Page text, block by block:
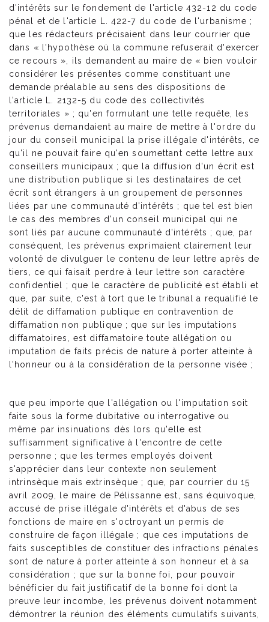
d'intérêts sur le fondement de l'article 432-12 du code
pénal et de l'article L. 422-7 du code de l'urbanisme ;
que les rédacteurs précisaient dans leur courrier que
dans « l'hypothèse où la commune refuserait d'exercer
ce recours », ils demandent au maire de « bien vouloir
considérer les présentes comme constituant une
demande préalable au sens des dispositions de
l'article L. 2132-5 du code des collectivités
territoriales » ; qu'en formulant une telle requête, les
prévenus demandaient au maire de mettre à l'ordre du
jour du conseil municipal la prise illégale d'intérêts, ce
qu'il ne pouvait faire qu'en soumettant cette lettre aux
conseillers municipaux ; que la diffusion d'un écrit est
une distribution publique si les destinataires de cet
écrit sont étrangers à un groupement de personnes
liées par une communauté d'intérêts ; que tel est bien
le cas des membres d'un conseil municipal qui ne
sont liés par aucune communauté d'intérêts ; que, par
conséquent, les prévenus exprimaient clairement leur
volonté de divulguer le contenu de leur lettre après de
tiers, ce qui faisait perdre à leur lettre son caractère
confidentiel ; que le caractère de publicité est établi et
que, par suite, c'est à tort que le tribunal a requalifié le
délit de diffamation publique en contravention de
diffamation non publique ; que sur les imputations
diffamatoires, est diffamatoire toute allégation ou
imputation de faits précis de nature à porter atteinte à
l'honneur ou à la considération de la personne visée ;
que peu importe que l'allégation ou l'imputation soit
faite sous la forme dubitative ou interrogative ou
même par insinuations dès lors qu'elle est
suffisamment significative à l'encontre de cette
personne ; que les termes employés doivent
s'apprécier dans leur contexte non seulement
intrinsèque mais extrinsèque ; que, par courrier du 15
avril 2009, le maire de Pélissanne est, sans équivoque,
accusé de prise illégale d'intérêts et d'abus de ses
fonctions de maire en s'octroyant un permis de
construire de façon illégale ; que ces imputations de
faits susceptibles de constituer des infractions pénales
sont de nature à porter atteinte à son honneur et à sa
considération ; que sur la bonne foi, pour pouvoir
bénéficier du fait justificatif de la bonne foi dont la
preuve leur incombe, les prévenus doivent notamment
démontrer la réunion des éléments cumulatifs suivants,